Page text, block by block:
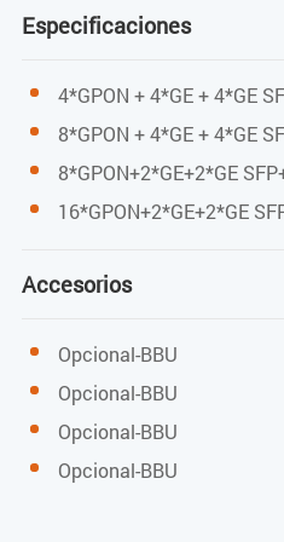
Ascendente: 1.25 Gbps
Envío: 1490 nm
Recepción: 1310 nm
SC/UPC
Tipo de fibra
9/125 μm SMF (fibra
Potencia de transmisión de
Especificaciones
4*GPON + 4*GE + 4*GE
8*GPON + 4*GE + 4*GE
8*GPON+2*GE+2*GE
16*GPON+2*GE+2*GE
Accesorios
Opcional-BBU
Opcional-BBU
Opcional-BBU
Opcional-BBU